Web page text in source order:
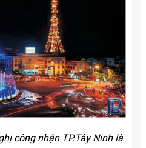
công nhận TP.Tây Ninh là